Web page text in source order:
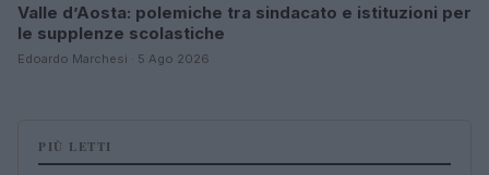
Valle d’Aosta: polemiche tra sindacato e istituzioni per
le supplenze scolastiche
Edoardo Marchesi · 5 Ago 2026
PIÙ LETTI